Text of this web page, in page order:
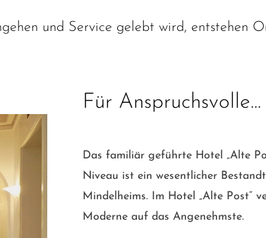
und Service gelebt wird, entstehen
Für Anspruchsvolle...
Das familiär geführte Hotel „Alte
Niveau ist ein wesentlicher
Mindelheims. Im Hotel „Alte Post“
Moderne auf das Angenehmste.